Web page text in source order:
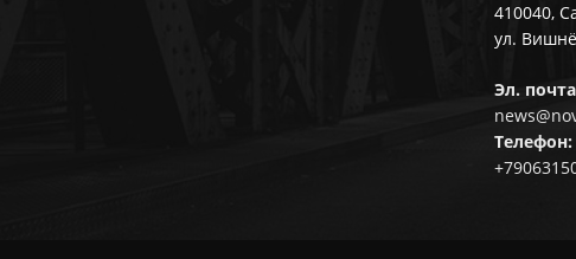
410040,
ул.
Эл.
Телефон: